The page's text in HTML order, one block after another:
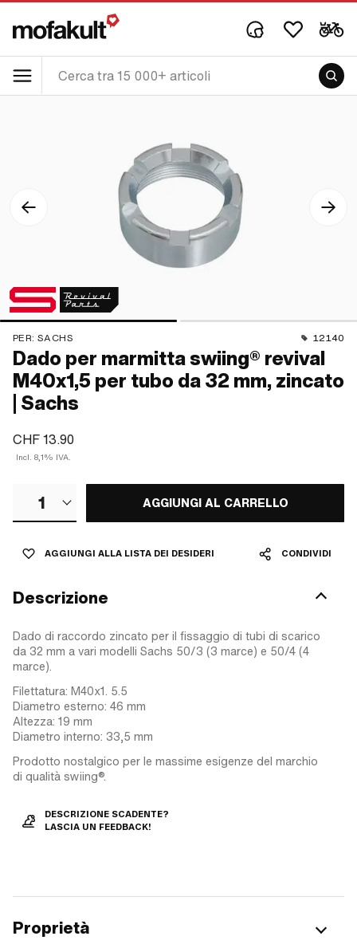
PER: SACHS 12140
Dado per marmitta swiing® revival
M40x1,5 per tubo da 32 mm, zincato
| Sachs
CHF 13.90
Incl. 8,1% IVA.
1 AGGIUNGI AL CARRELLO
AGGIUNGI ALLA LISTA DEI DESIDERI CONDIVIDI
Descrizione
Dado di raccordo zincato per il fissaggio di tubi di scarico
da 32 mm a vari modelli Sachs 50/3 (3 marce) e 50/4 (4
marce).
Filettatura: M40x1. 5.5
Diametro esterno: 46 mm
Altezza: 19 mm
Diametro interno: 33,5 mm
Prodotto nostalgico per le massime esigenze del marchio
di qualità swiing®.
DESCRIZIONE SCADENTE?
LASCIA UN FEEDBACK!
Proprietà